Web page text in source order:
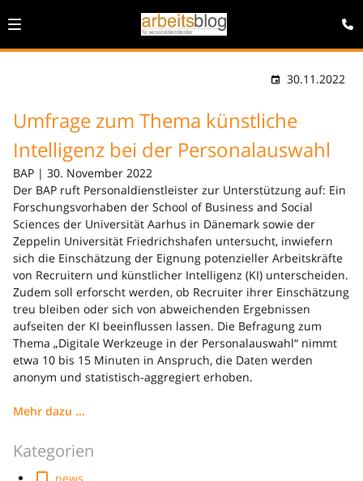
30.11.2022
Umfrage zum Thema künstliche
Intelligenz bei der Personalauswahl
BAP | 30. November 2022
Der BAP ruft Personaldienstleister zur Unterstützung auf: Ein
Forschungsvorhaben der School of Business and Social
Sciences der Universität Aarhus in Dänemark sowie der
Zeppelin Universität Friedrichshafen untersucht, inwiefern
sich die Einschätzung der Eignung potenzieller Arbeitskräfte
von Recruitern und künstlicher Intelligenz (KI) unterscheiden.
Zudem soll erforscht werden, ob Recruiter ihrer Einschätzung
treu bleiben oder sich von abweichenden Ergebnissen
aufseiten der KI beeinflussen lassen. Die Befragung zum
Thema „Digitale Werkzeuge in der Personalauswahl“ nimmt
etwa 10 bis 15 Minuten in Anspruch, die Daten werden
anonym und statistisch-aggregiert erhoben.
Mehr dazu ...
Kategorien